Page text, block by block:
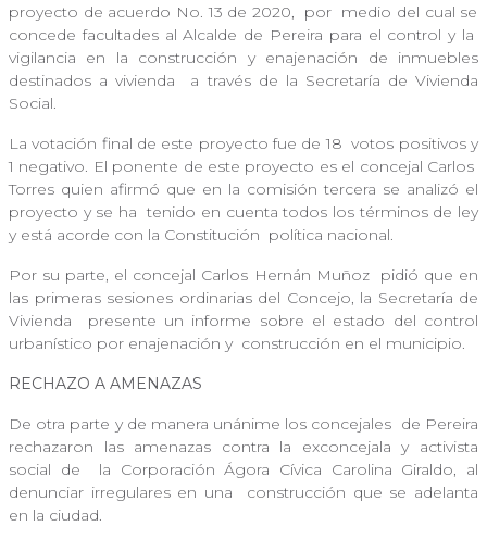
proyecto de acuerdo No. 13 de 2020, por medio del cual se
concede facultades al Alcalde de Pereira para el control y la
vigilancia en la construcción y enajenación de inmuebles
destinados a vivienda
a través de la Secretaría de Vivienda
Social.
La votación final de este proyecto fue de 18 votos positivos y
1 negativo. El ponente de este proyecto es el concejal Carlos
Torres quien afirmó que en la comisión tercera se analizó el
proyecto y se ha tenido en cuenta todos los términos de ley
y está acorde con la Constitución política nacional.
Por su parte, el concejal Carlos Hernán Muñoz
pidió que en
las primeras sesiones ordinarias del Concejo, la Secretaría de
Vivienda
presente un informe sobre el estado del control
urbanístico por enajenación y construcción en el municipio.
RECHAZO A AMENAZAS
De otra parte y de manera unánime los concejales de Pereira
rechazaron las amenazas contra la exconcejala y activista
social de
la Corporación Ágora Cívica Carolina Giraldo, al
denunciar irregulares en una
construcción que se adelanta
en la ciudad.